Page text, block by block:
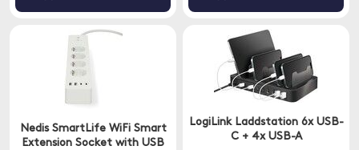
Nedis SmartLife WiFi Smart
Extension Socket with USB
LogiLink Laddstation 6x USB-
C + 4x USB-A